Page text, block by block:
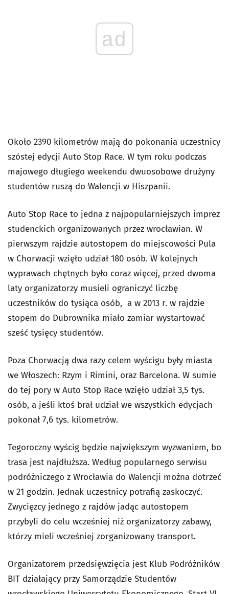
ad
Około 2390 kilometrów mają do pokonania uczestnicy
szóstej edycji Auto Stop Race. W tym roku podczas
majowego długiego weekendu dwuosobowe drużyny
studentów ruszą do Walencji w Hiszpanii.
Auto Stop Race to jedna z najpopularniejszych imprez
studenckich organizowanych przez wrocławian. W
pierwszym rajdzie autostopem do miejscowości Pula
w Chorwacji wzięło udział 180 osób. W kolejnych
wyprawach chętnych było coraz więcej, przed dwoma
laty organizatorzy musieli ograniczyć liczbę
uczestników do tysiąca osób, a w 2013 r. w rajdzie
stopem do Dubrownika miało zamiar wystartować
sześć tysięcy studentów.
Poza Chorwacją dwa razy celem wyścigu były miasta
we Włoszech: Rzym i Rimini, oraz Barcelona. W sumie
do tej pory w Auto Stop Race wzięło udział 3,5 tys.
osób, a jeśli ktoś brał udział we wszystkich edycjach
pokonał 7,6 tys. kilometrów.
Tegoroczny wyścig będzie największym wyzwaniem, bo
trasa jest najdłuższa. Według popularnego serwisu
podróżniczego z Wrocławia do Walencji można dotrzeć
w 21 godzin. Jednak uczestnicy potrafią zaskoczyć.
Zwycięzcy jednego z rajdów jadąc autostopem
przybyli do celu wcześniej niż organizatorzy zabawy,
którzy mieli wcześniej zorganizowany transport.
Organizatorem przedsięwzięcia jest Klub Podróżników
BIT działający przy Samorządzie Studentów